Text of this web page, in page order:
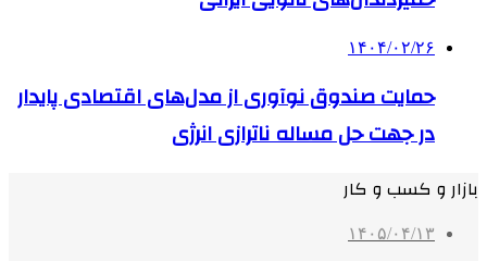
۱۴۰۴/۰۲/۲۶
حمایت صندوق نوآوری از مدل‌های اقتصادی پایدار
در جهت حل مساله ناترازی انرژی
بازار و کسب و کار
۱۴۰۵/۰۴/۱۳